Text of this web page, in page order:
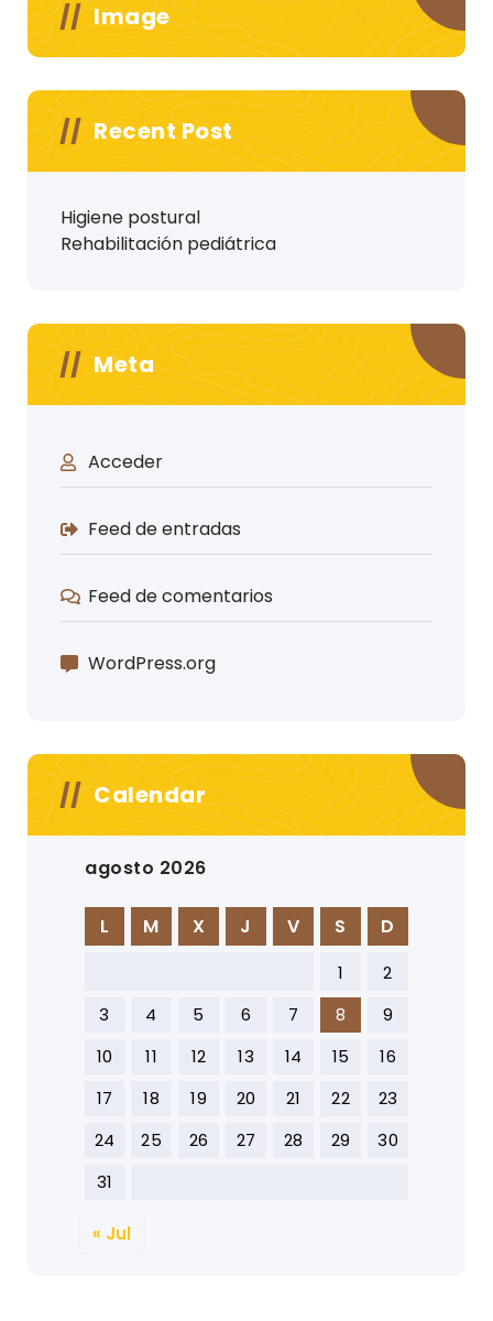
Image
Recent Post
Higiene postural
Rehabilitación pediátrica
Meta
Acceder
Feed de entradas
Feed de comentarios
WordPress.org
Calendar
agosto 2026
L M X J V S D
1
2
3
4 5 6 7 8
9
10
11 12 13 14 15
16
17
18 19 20 21 22
23
24
25 26 27 28 29
30
31
« Jul